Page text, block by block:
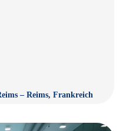
– Reims, Frankreich